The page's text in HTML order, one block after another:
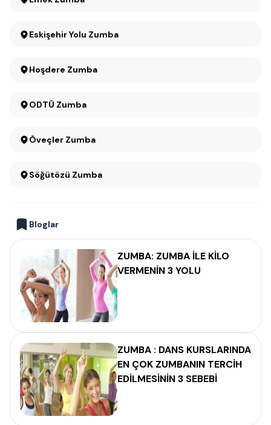
Eskişehir Yolu Zumba
Hoşdere Zumba
ODTÜ Zumba
Öveçler Zumba
Söğütözü Zumba
Bloglar
ZUMBA: ZUMBA İLE KİLO
VERMENİN 3 YOLU
ZUMBA : DANS KURSLARINDA
EN ÇOK ZUMBANIN TERCİH
EDİLMESİNİN 3 SEBEBİ